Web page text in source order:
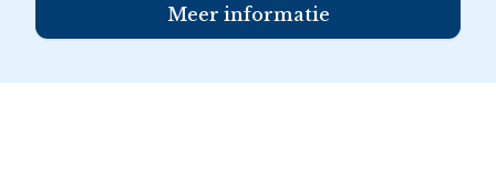
Meer informatie